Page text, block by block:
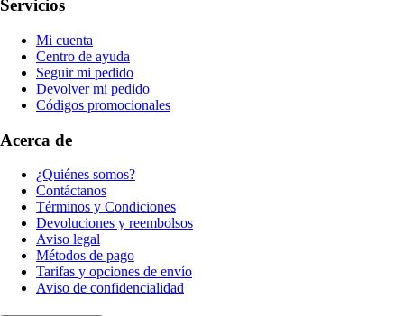
Servicios
Mi cuenta
Centro de ayuda
Seguir mi pedido
Devolver mi pedido
Códigos promocionales
Acerca de
¿Quiénes somos?
Contáctanos
Términos y Condiciones
Devoluciones y reembolsos
Aviso legal
Métodos de pago
Tarifas y opciones de envío
Aviso de confidencialidad